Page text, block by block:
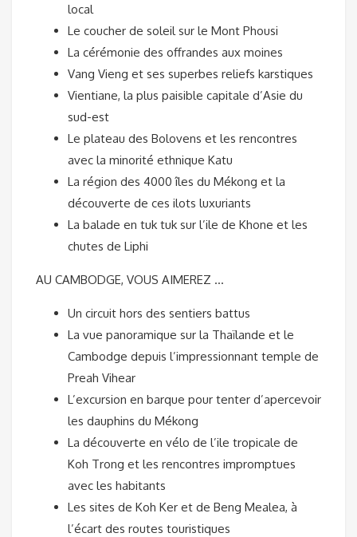
local
Le coucher de soleil sur le Mont Phousi
La cérémonie des offrandes aux moines
Vang Vieng et ses superbes reliefs karstiques
Vientiane, la plus paisible capitale d’Asie du
sud-est
Le plateau des Bolovens et les rencontres
avec la minorité ethnique Katu
La région des 4000 îles du Mékong et la
découverte de ces ilots luxuriants
La balade en tuk tuk sur l’ile de Khone et les
chutes de Liphi
AU CAMBODGE, VOUS AIMEREZ …
Un circuit hors des sentiers battus
La vue panoramique sur la Thaïlande et le
Cambodge depuis l’impressionnant temple de
Preah Vihear
L’excursion en barque pour tenter d’apercevoir
les dauphins du Mékong
La découverte en vélo de l’ile tropicale de
Koh Trong et les rencontres impromptues
avec les habitants
Les sites de Koh Ker et de Beng Mealea, à
l’écart des routes touristiques